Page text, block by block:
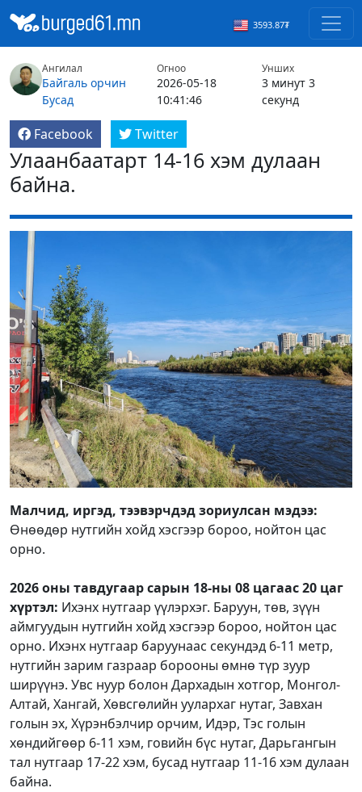
3593.87₮
Ангилал
Байгаль орчин
Бусад
Огноо
2026-05-18
10:41:46
Унших
3 минут 3
секунд
Facebook Twitter
Улаанбаатарт 14-16 хэм дулаан
байна.
Малчид, иргэд, тээвэрчдэд зориулсан мэдээ:
Өнөөдөр нутгийн хойд хэсгээр бороо, нойтон цас
орно.
2026 оны тавдугаар сарын 18-ны 08 цагаас 20 цаг
хүртэл: Ихэнх нутгаар үүлэрхэг. Баруун, төв, зүүн
аймгуудын нутгийн хойд хэсгээр бороо, нойтон цас
орно. Ихэнх нутгаар баруунаас секундэд 6-11 метр,
нутгийн зарим газраар борооны өмнө түр зуур
ширүүнэ. Увс нуур болон Дархадын хотгор, Монгол-
Алтай, Хангай, Хөвсгөлийн уулархаг нутаг, Завхан
голын эх, Хүрэнбэлчир орчим, Идэр, Тэс голын
хөндийгөөр 6-11 хэм, говийн бүс нутаг, Дарьгангын
тал нутгаар 17-22 хэм, бусад нутгаар 11-16 хэм дулаан
байна.